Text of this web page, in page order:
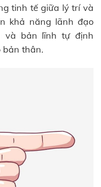
tinh tế giữa lý trí và
khả năng lãnh đạo
và bản lĩnh tự định
bản thân.